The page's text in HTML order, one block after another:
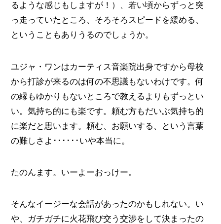
るような感じもしますが！）、若い頃からずっと突
っ走っていたところ、そろそろスピードを緩める、
ということもありうるのでしょうか。
ユジャ・ワンはカーティス音楽院出身ですから母校
から打診が来るのは何の不思議もないわけです。何
の縁もゆかりもないところで教えるよりもずっとい
い。気持ち的にも楽です。頼む方もだいぶ気持ち的
に楽だと思います。頼む、お願いする、という言葉
の難しさよ･･････いや本当に。
たのんます。いーよーおっけー。
そんなイージーな会話があったのかもしれない。い
や、ガチガチに火花飛び交う交渉をして決まったの